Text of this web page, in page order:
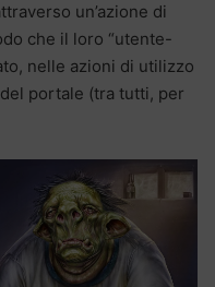
un’azione di
che il loro “utente-
nelle azioni di utilizzo
portale (tra tutti, per